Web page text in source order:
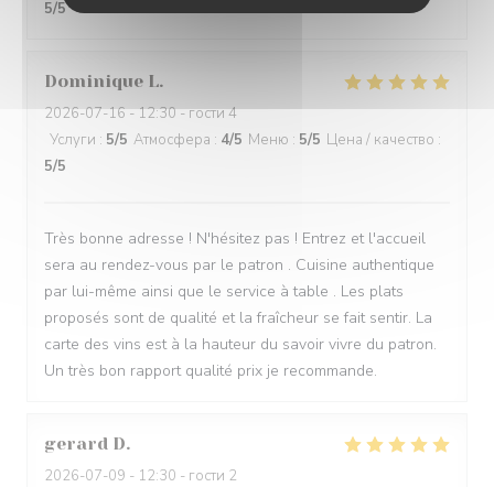
5/5
Dominique L
2026-07-16- 12:30 - гости 4
Услуги : 5/5 Атмосфера : 4/5 Меню : 5/5 Цена / качество :
5/5
Très bonne adresse ! N'hésitez pas ! Entrez et l'accueil
sera au rendez-vous par le patron . Cuisine authentique
par lui-même ainsi que le service à table . Les plats
proposés sont de qualité et la fraîcheur se fait sentir. La
carte des vins est à la hauteur du savoir vivre du patron.
Un très bon rapport qualité prix je recommande.
gerard D
2026-07-09 - 12:30 - гости 2